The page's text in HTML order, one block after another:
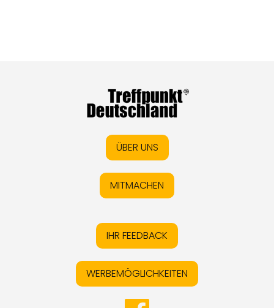
ÜBER UNS
MITMACHEN
IHR FEEDBACK
WERBEMÖGLICHKEITEN